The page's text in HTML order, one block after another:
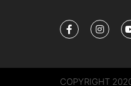
COPYRIGHT